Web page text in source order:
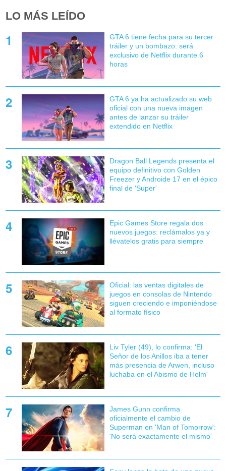
LO MÁS LEÍDO
GTA 6 tiene fecha para su tercer
tráiler y un bombazo: será
exclusivo de Netflix durante 6
horas
GTA 6 ya ha actualizado su web
oficial con una nueva imagen
antes de lanzar su tráiler
extendido en Netflix
Dragon Ball Legends presenta el
equipo definitivo con Golden
Freezer y Androide 17 en el épico
final de 'Super'
Epic Games Store regala dos
nuevos juegos: reclámalos ya y
llévatelos gratis para siempre
Oficial: las ventas digitales de
juegos en consolas de Nintendo
siguen creciendo e imponiéndose
al formato físico
Liv Tyler (49), lo confirma: 'El
Señor de los Anillos iba a tener
más presencia de Arwen, incluso
luchaba en el Abismo de Helm'
James Gunn confirma
oficialmente el cambio de
Superman en 'Man of Tomorrow':
'No será exactamente el mismo'